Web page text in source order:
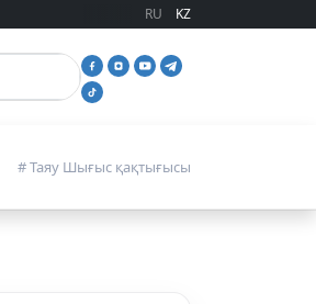
RU KZ
# Таяу Шығыс қақтығысы